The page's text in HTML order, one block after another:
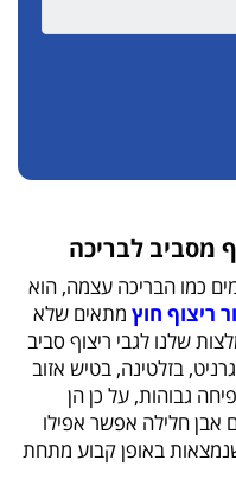
מסביב לבריכה
כמו הבריכה עצמה, הוא
ריצוף חוץ מתאים שלא
שלנו לגבי ריצוף סביב
בזלטינה, בטיש אזוב
גבוהות, על כן הן
אבן חלילה אפשר אפילו
באופן קבוע מתחת